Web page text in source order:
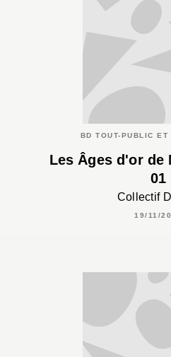
BD TOUT-PUBLIC ET
Les Âges d'or de
01
Collectif
19/11/